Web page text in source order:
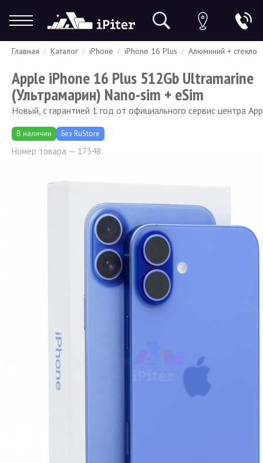
Гарантия Доставка и оплата Спецпредложения Скидки
Главная Каталог iPhone iPhone 16 Plus Алюминий + стекло
Apple iPhone 16 Plus 512Gb Ultramarine
(Ультрамарин) Nano-sim + eSim
Новый, с гарантией 1 год от официального сервис центра
В наличии Без RuStore
Номер товара — 17348